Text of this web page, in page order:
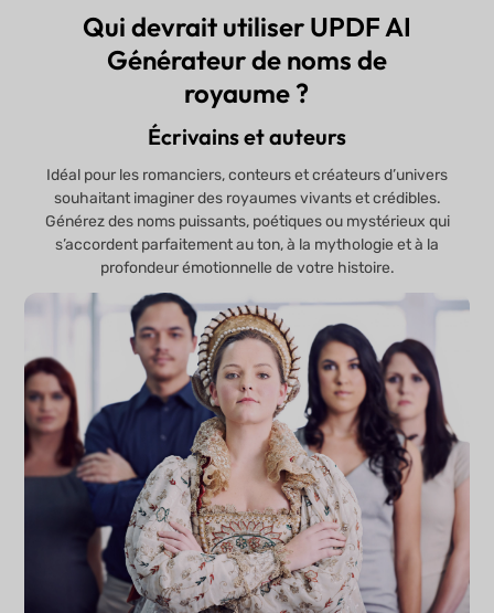
Qui devrait utiliser UPDF AI
Générateur de noms de
royaume ?
Écrivains et auteurs
Idéal pour les romanciers, conteurs et créateurs d’univers
souhaitant imaginer des royaumes vivants et crédibles.
Générez des noms puissants, poétiques ou mystérieux qui
s’accordent parfaitement au ton, à la mythologie et à la
profondeur émotionnelle de votre histoire.